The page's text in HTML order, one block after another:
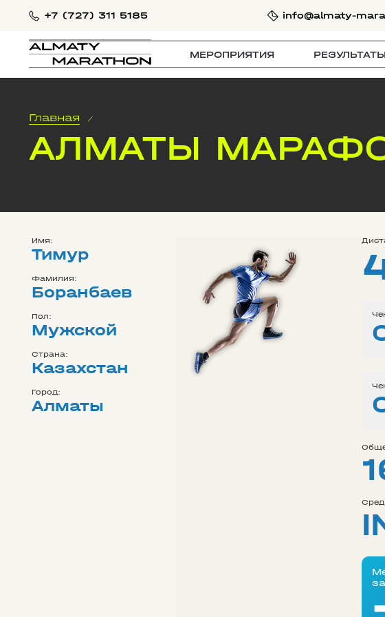
+7 (727) 311 5185 info@almaty-
МЕРОПРИЯТИЯ РЕЗУЛЬТАТЫ
Главная /
АЛМАТЫ
Имя:
Тимур
Фамилия:
Боранбаев
Пол:
Мужской
Страна:
Казахстан
Город:
Алматы